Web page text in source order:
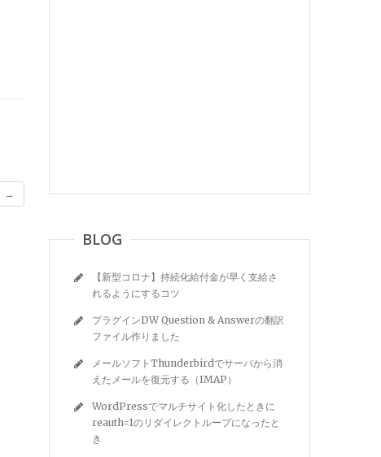
→
BLOG
【新型コロナ】持続化給付金が早く支給さ
れるようにするコツ
プラグインDW Question & Answerの翻訳
ファイル作りました
メールソフトThunderbirdでサーバから消
えたメールを復元する（IMAP）
WordPressでマルチサイト化したときに
reauth=1のリダイレクトループになったと
き